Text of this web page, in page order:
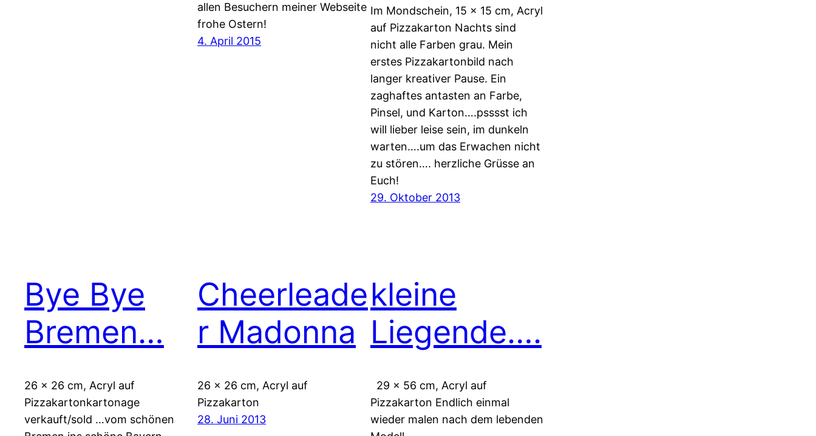
allen Besuchern meiner Webseite
frohe Ostern!
4. April 2015
Im Mondschein, 15 x 15 cm, Acryl
auf Pizzakarton Nachts sind
nicht alle Farben grau. Mein
erstes Pizzakartonbild nach
langer kreativer Pause. Ein
zaghaftes antasten an Farbe,
Pinsel, und Karton….psssst ich
will lieber leise sein, im dunkeln
warten….um das Erwachen nicht
zu stören…. herzliche Grüsse an
Euch!
29. Oktober 2013
Bye Bye
Bremen…
26 x 26 cm, Acryl auf
Pizzakartonkartonage
verkauft/sold …vom schönen
Cheerleade
r Madonna
26 x 26 cm, Acryl auf
Pizzakarton
28. Juni 2013
kleine
Liegende….
29 x 56 cm, Acryl auf
Pizzakarton Endlich einmal
wieder malen nach dem lebenden